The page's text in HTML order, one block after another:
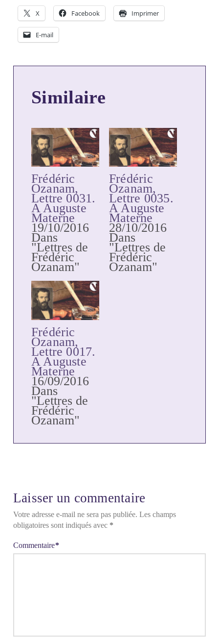
X Facebook Imprimer
E-mail
Similaire
Frédéric
Ozanam,
Lettre 0031.
A Auguste
Materne
19/10/2016
Dans
"Lettres de
Frédéric
Ozanam"
Frédéric
Ozanam,
Lettre 0035.
A Auguste
Materne
28/10/2016
Dans
"Lettres de
Frédéric
Ozanam"
Frédéric
Ozanam,
Lettre 0017.
A Auguste
Materne
16/09/2016
Dans
"Lettres de
Frédéric
Ozanam"
Laisser un commentaire
Votre adresse e-mail ne sera pas publiée. Les champs
obligatoires sont indiqués avec *
Commentaire*